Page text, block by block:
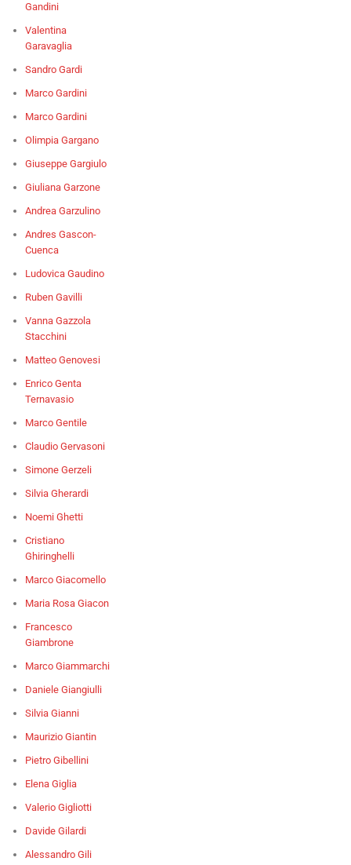
Gandini
Valentina
Garavaglia
Sandro Gardi
Marco Gardini
Marco Gardini
Olimpia Gargano
Giuseppe Gargiulo
Giuliana Garzone
Andrea Garzulino
Andres Gascon-
Cuenca
Ludovica Gaudino
Ruben Gavilli
Vanna Gazzola
Stacchini
Matteo Genovesi
Enrico Genta
Ternavasio
Marco Gentile
Claudio Gervasoni
Simone Gerzeli
Silvia Gherardi
Noemi Ghetti
Cristiano
Ghiringhelli
Marco Giacomello
Maria Rosa Giacon
Francesco
Giambrone
Marco Giammarchi
Daniele Giangiulli
Silvia Gianni
Maurizio Giantin
Pietro Gibellini
Elena Giglia
Valerio Gigliotti
Davide Gilardi
Alessandro Gili